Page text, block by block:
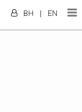
EN
|
BH